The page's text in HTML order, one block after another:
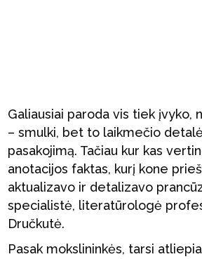
Galiausiai paroda vis tiek įvyko,
– smulki, bet to laikmečio
pasakojimą. Tačiau kur kas
anotacijos faktas, kurį kone
aktualizavo ir detalizavo
specialistė, literatūrologė
Dručkutė.
Pasak mokslininkės, tarsi